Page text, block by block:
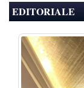
EDITORIALE